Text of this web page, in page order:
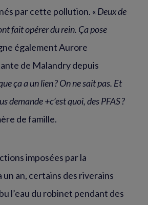
par cette pollution. «Deux de
fait opérer du rein. Ça pose
également Aurore
de Malandry depuis
ça a un lien ? On ne sait pas. Et
demande +c’est quoi, des PFAS ?
de famille.
imposées par la
an, certains des riverains
l’eau du robinet pendant des